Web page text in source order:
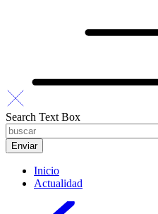
Search Text Box
Inicio
Actualidad